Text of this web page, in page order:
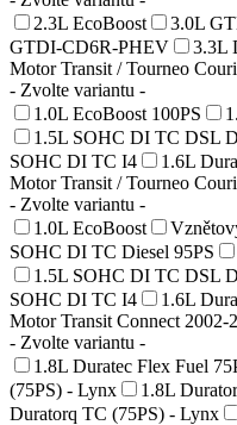
2.3L EcoBoost
3.0L
GTDI-CD6R-PHEV
3.3L
Motor Transit / Tourneo
- Zvolte variantu -
1.0L EcoBoost 100PS
1.5L SOHC DI TC DSL
SOHC DI TC I4
1.6L
Motor Transit / Tourneo
- Zvolte variantu -
1.0L EcoBoost
SOHC DI TC Diesel 95PS
1.5L SOHC DI TC DSL
SOHC DI TC I4
1.6L
Motor Transit Connect 2002-
- Zvolte variantu -
1.8L Duratec Flex Fuel
(75PS) - Lynx
1.8L
Duratorq TC (75PS) - Lynx